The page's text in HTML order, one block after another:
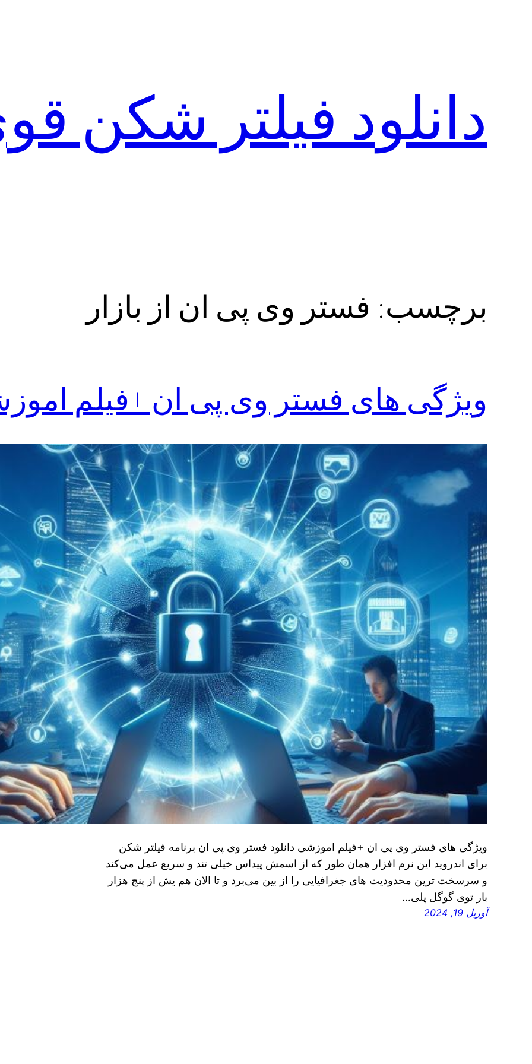
دانلود فیلتر شکن
برچسب: فستر وی پی ان از بازار
ویژگی های فستر وی پی ان +فیلم
ویژگی های فستر وی پی ان +فیلم اموزشی دانلود فستر وی پی ان برنامه فیلتر شکن
برای اندروید این نرم افزار همان طور که از اسمش پیداس خیلی تند و سریع عمل می‌کند
و سرسخت ترین محدودیت های جغرافیایی را از بین می‌برد و تا الان هم یش از پنج هزار
بار توی گوگل پلی…
آوریل 19, 2024